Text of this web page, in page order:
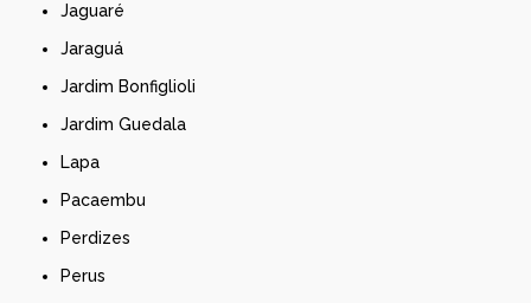
Jaguaré
Jaraguá
Jardim Bonfiglioli
Jardim Guedala
Lapa
Pacaembu
Perdizes
Perus